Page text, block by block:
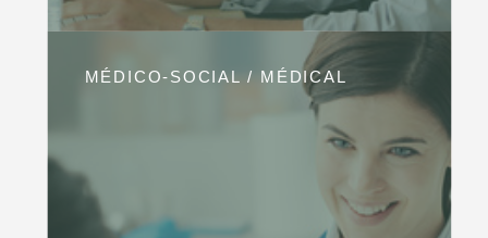
MÉDICO-SOCIAL / MÉDICAL